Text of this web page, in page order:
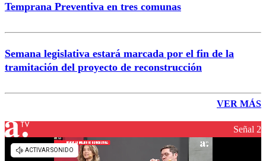
Temprana Preventiva en tres comunas
Semana legislativa estará marcada por el fin de la
tramitación del proyecto de reconstrucción
VER MÁS
Señal 2